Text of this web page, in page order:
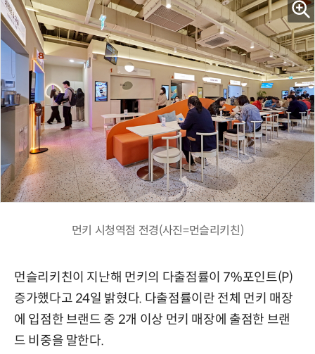
먼키 시청역점 전경(사진=먼슬리키친)
먼슬리키친이 지난해 먼키의 다출점률이 7%포인트(P)
증가했다고 24일 밝혔다. 다출점률이란 전체 먼키 매장
에 입점한 브랜드 중 2개 이상 먼키 매장에 출점한 브랜
드 비중을 말한다.